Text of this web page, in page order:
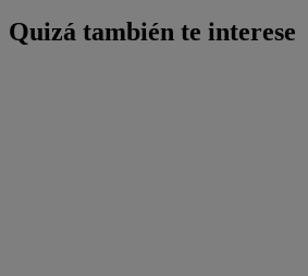
Quizá también te interese